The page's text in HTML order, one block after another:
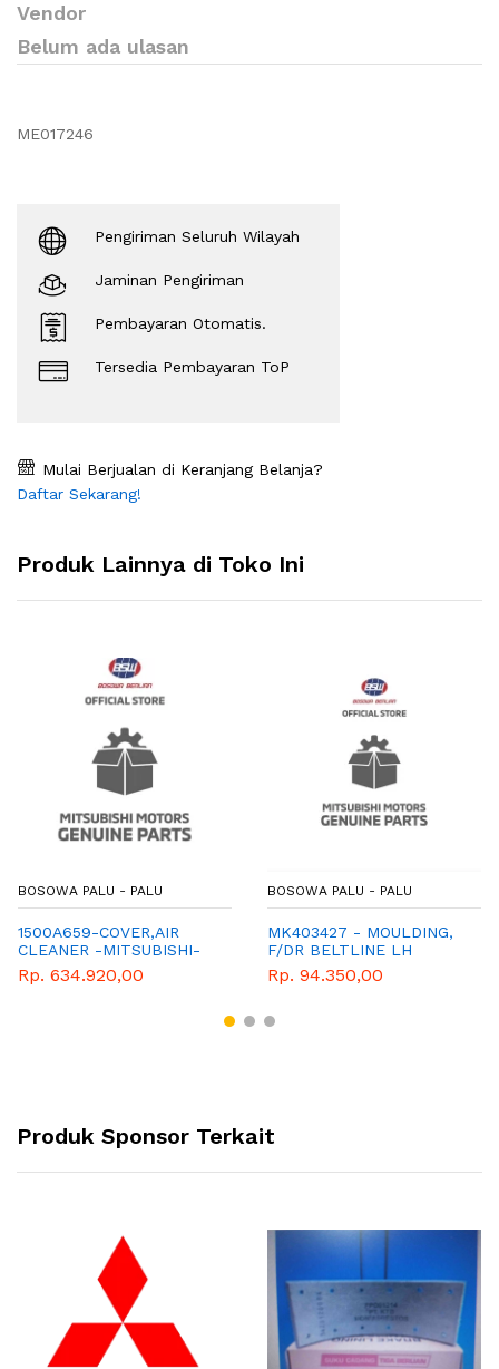
Vendor
Belum ada ulasan
ME017246
Pengiriman Seluruh Wilayah
Jaminan Pengiriman
Pembayaran Otomatis.
Tersedia Pembayaran ToP
Mulai Berjualan di Keranjang Belanja?
Daftar Sekarang!
Produk Lainnya di Toko Ini
BOSOWA PALU - PALU
1500A659-COVER,AIR
CLEANER -MITSUBISHI-
GENUINE PARTS-MIRAGE
Rp. 634.920,00
BOSOWA PALU - PALU
MK403427 - MOULDING,
F/DR BELTLINE LH
Rp. 94.350,00
Produk Sponsor Terkait